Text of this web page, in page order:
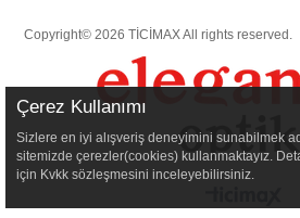
Copyright© 2026 TİCİMAX All rights reserved.
Çerez Kullanımı
Sizlere en iyi alışveriş deneyimini sunabilmek
sitemizde çerezler(cookies) kullanmaktayız.
için Kvkk sözleşmesini inceleyebilirsiniz.